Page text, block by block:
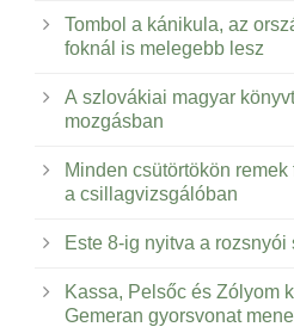
Tombol a kánikula, az
foknál is melegebb lesz
A szlovákiai magyar
mozgásban
Minden csütörtökön
a csillagvizsgálóban
Este 8-ig nyitva a rozsnyói
Kassa, Pelsőc és Zólyom
Gemeran gyorsvonat